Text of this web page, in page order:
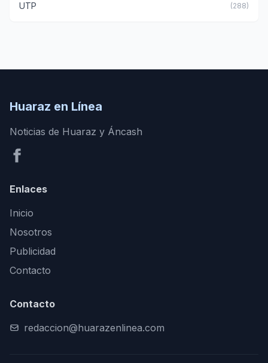
UTP (288)
Huaraz en Línea
Noticias de Huaraz y Áncash
Enlaces
Inicio
Nosotros
Publicidad
Contacto
Contacto
redaccion@huarazenlinea.com